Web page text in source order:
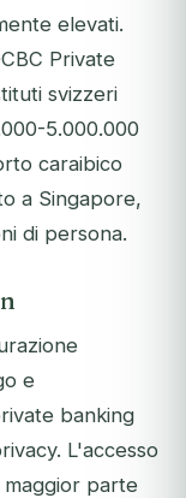
elevati.
Private
svizzeri
5.000.000
caraibico
a Singapore,
di persona.
e
banking
L'accesso
parte